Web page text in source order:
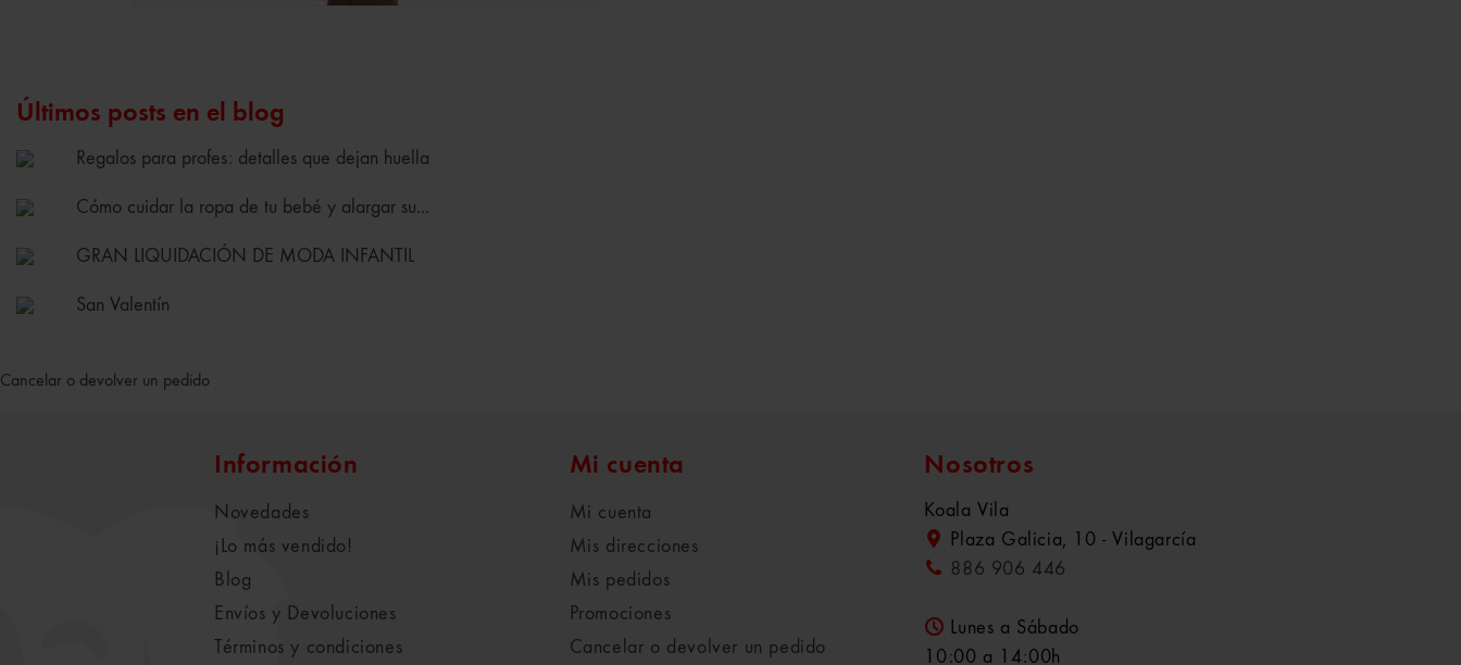
Últimos posts en el blog
Regalos para profes: detalles que dejan huella
Cómo cuidar la ropa de tu bebé y alargar su...
GRAN LIQUIDACIÓN DE MODA INFANTIL
San Valentín
Cancelar o devolver un pedido
Información
Novedades
¡Lo más vendido!
Blog
Envíos y Devoluciones
Términos y condiciones
Mi cuenta
Mi cuenta
Mis direcciones
Mis pedidos
Promociones
Cancelar o devolver un pedido
Nosotros
Koala Vila
Plaza Galicia, 10 - Vilagarcía
886 906 446
Lunes a Sábado
10:00 a 14:00h